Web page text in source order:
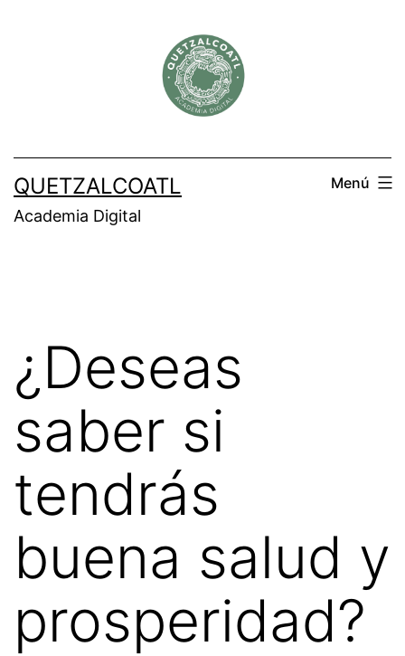
QUETZALCOATL
Academia Digital
Menú
¿Deseas
saber si
tendrás
buena salud y
prosperidad?